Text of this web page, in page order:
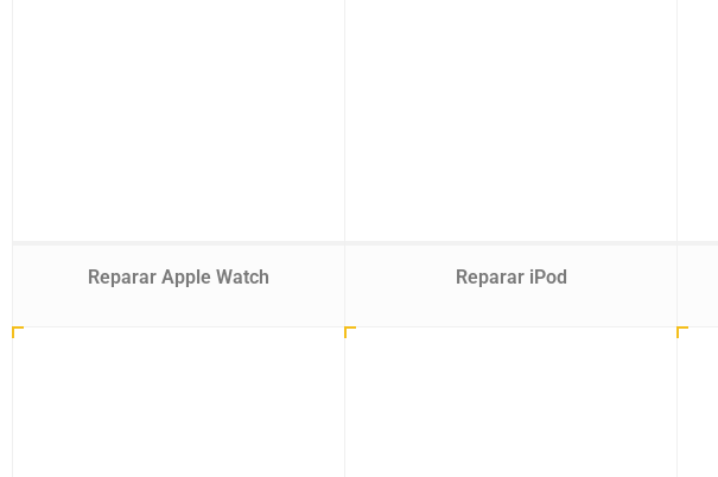
Reparar Apple Watch Reparar iPod